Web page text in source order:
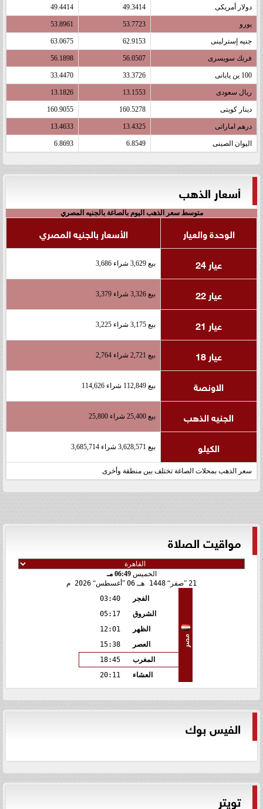
دولار أمريكى 49.3414
49.4414
يورو 53.7723
53.8961
جنيه إسترلينى 62.9153
63.0675
فرنك سويسرى 56.0507
56.1898
100 ين يابانى 33.3726
33.4470
ريال سعودى 13.1553
13.1826
دينار كويتى 160.5278
160.9055
درهم اماراتى 13.4325
13.4633
اليوان الصينى 6.8549
6.8693
أسعار الذهب
متوسط سعر الذهب اليوم بالصاغة بالجنيه المصري
الوحدة والعيار
الأسعار بالجنيه المصري
عيار 24
بيع 3,629 شراء 3,686
عيار 22 بيع 3,326 شراء 3,379
عيار 21 بيع 3,175 شراء 3,225
عيار 18 بيع 2,721 شراء 2,764
الاونصة بيع 112,849 شراء 114,626
الجنيه الذهب بيع 25,400 شراء 25,800
الكيلو بيع 3,628,571 شراء 3,685,714
سعر الذهب بمحلات الصاغة تختلف بين منطقة وأخرى
مواقيت الصلاة
الخميس06:49 مـ
21 صفر 1448 هـ 06 أغسطس 2026 م
مصر
الفجر
03:40
الشروق
05:17
الظهر
12:01
العصر
15:38
المغرب
18:45
العشاء
20:11
الفيس بوك
تويتر